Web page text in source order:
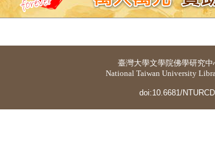
臺灣大學文學院佛學研究中
National Taiwan University
doi:10.6681/